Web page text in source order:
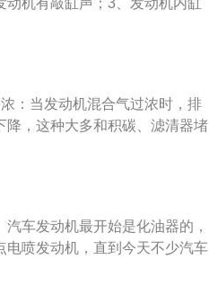
动机有敲缸声；3、发动机内缸
声。摩托车油门加不上去还有
并检查化油器混合比、油针、
：当发动机混合气过浓时，排
降，这种大多和积碳、滤清器堵
上的气缸没有正常工作，这个
车启动，冷却液温度比较低，
出突突声，这个一般属于正常
车发动机最开始是化油器的，
电喷发动机，直到今天不少汽车
气总管处安放一个喷油嘴，多